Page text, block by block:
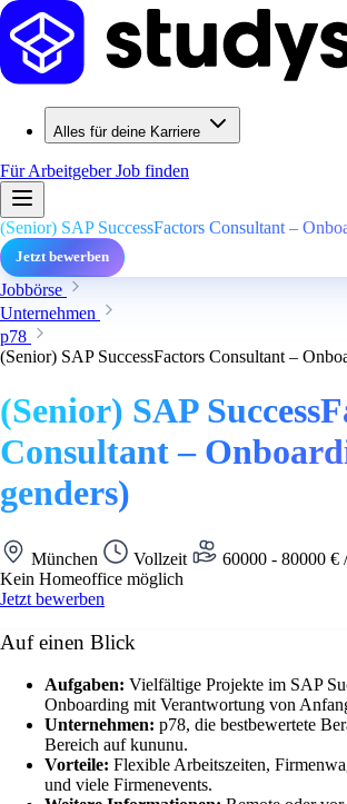
Alles für deine Karriere
Für ArbeitgeberJob finden
(Senior) SAP SuccessFactors Consultant –
Jetzt bewerben
Jobbörse
Unternehmen
p78
(Senior) SAP SuccessFactors Consultant –
(Senior) SAP
Consultant –
genders)
München Vollzeit
60000 - 80000 €
Kein Homeoffice möglich
Jetzt bewerben
Auf einen Blick
Aufgaben: Vielfältige Projekte im SAP
Onboarding mit Verantwortung von
Unternehmen: p78, die bestbewertete
Bereich auf kununu.
Vorteile: Flexible Arbeitszeiten,
und viele Firmenevents.